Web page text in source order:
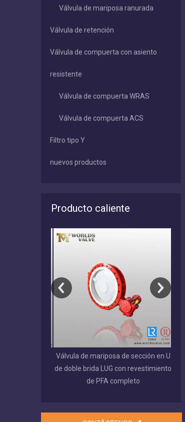
Válvula de mariposa ranurada
Válvula de retención
Válvula de compuerta con asiento
resistente
Válvula de compuerta WRAS
Válvula de compuerta ACS
Filtro tipo Y
nuevos productos
Producto caliente
Válvula de mariposa de sección en U
de doble brida LUG con revestimiento
de PFA completo